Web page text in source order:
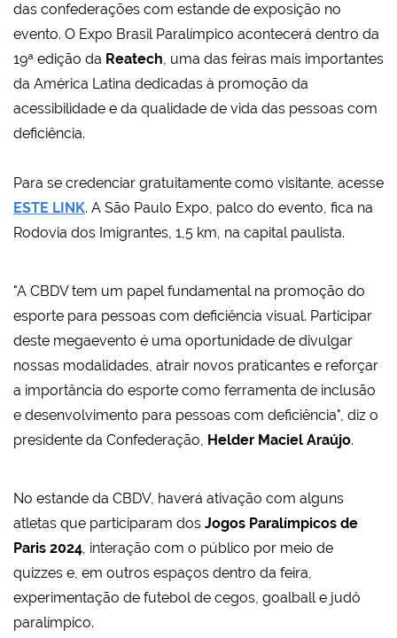
das confederações com estande de exposição no
evento. O Expo Brasil Paralímpico acontecerá dentro da
19ª edição da Reatech, uma das feiras mais importantes
da América Latina dedicadas à promoção da
acessibilidade e da qualidade de vida das pessoas com
deficiência.
Para se credenciar gratuitamente como visitante, acesse
ESTE LINK. A São Paulo Expo, palco do evento, fica na
Rodovia dos Imigrantes, 1,5 km, na capital paulista.
"A CBDV tem um papel fundamental na promoção do
esporte para pessoas com deficiência visual. Participar
deste megaevento é uma oportunidade de divulgar
nossas modalidades, atrair novos praticantes e reforçar
a importância do esporte como ferramenta de inclusão
e desenvolvimento para pessoas com deficiência", diz o
presidente da Confederação, Helder Maciel Araújo.
No estande da CBDV, haverá ativação com alguns
atletas que participaram dos Jogos Paralímpicos de
Paris 2024, interação com o público por meio de
quizzes e, em outros espaços dentro da feira,
experimentação de futebol de cegos, goalball e judô
paralímpico.